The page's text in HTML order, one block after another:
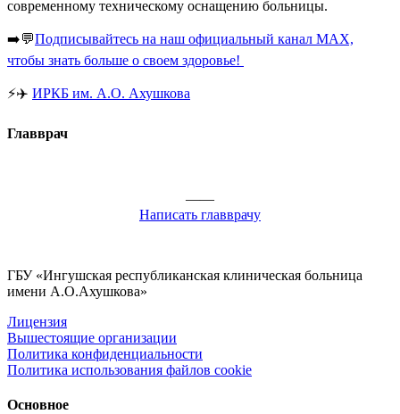
современному техническому оснащению больницы.
➡️💬Подписывайтесь на наш официальный канал MAX,
чтобы знать больше о своем здоровье!
⚡️✈️ ИРКБ им. А.О. Ахушкова
Главврач
——
Написать главврачу
ГБУ «Ингушская республиканская клиническая больница
имени А.О.Ахушкова»
Лицензия
Вышестоящие организации
Политика конфиденциальности
Политика использования файлов cookie
Основное